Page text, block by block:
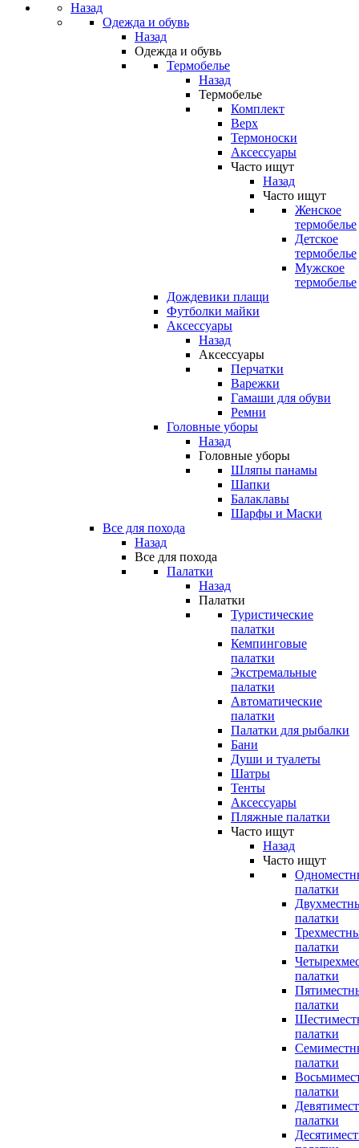
Назад
Одежда и обувь
Назад
Одежда и обувь
Термобелье
Назад
Термобелье
Комплект
Верх
Термоноски
Аксессуары
Часто ищут
Назад
Часто ищут
Женское
термобелье
Детское
термобелье
Мужское
термобелье
Дождевики плащи
Футболки майки
Аксессуары
Назад
Аксессуары
Перчатки
Варежки
Гамаши для обуви
Ремни
Головные уборы
Назад
Головные уборы
Шляпы панамы
Шапки
Балаклавы
Шарфы и Маски
Все для похода
Назад
Все для похода
Палатки
Назад
Палатки
Туристические
палатки
Кемпинговые
палатки
Экстремальные
палатки
Автоматические
палатки
Палатки для рыбалки
Бани
Души и туалеты
Шатры
Тенты
Аксессуары
Пляжные палатки
Часто ищут
Назад
Часто ищут
палатки
палатки
палатки
палатки
палатки
палатки
палатки
палатки
палатки